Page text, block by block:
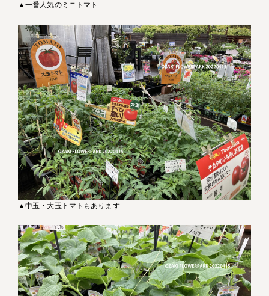
▲一番人気のミニトマト
▲中玉・大玉トマトもあります